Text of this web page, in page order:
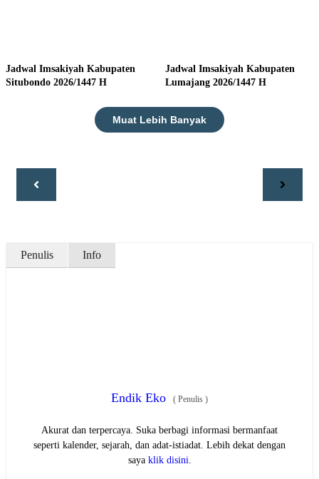
Jadwal Imsakiyah Kabupaten
Situbondo 2026/1447 H
Jadwal Imsakiyah Kabupaten
Lumajang 2026/1447 H
Muat Lebih Banyak
Penulis Info
Endik Eko ( Penulis )
Akurat dan terpercaya. Suka berbagi informasi bermanfaat
seperti kalender, sejarah, dan adat-istiadat. Lebih dekat dengan
saya klik disini